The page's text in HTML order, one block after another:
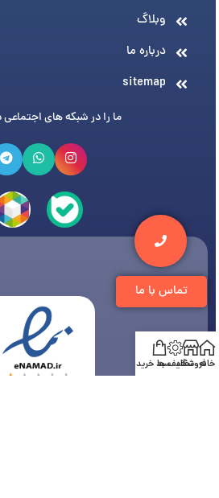
تماس با ما
وبلاگ
درباره ما
sitemap
ما را در شبکه های اجتماعی
خانهفروشگاه
تخفیف هاسبد خرید